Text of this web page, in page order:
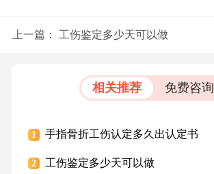
上一篇： 工伤鉴定多少天可以做
相关推荐 免费咨询
1 手指骨折工伤认定多久出认定书
2 工伤鉴定多少天可以做